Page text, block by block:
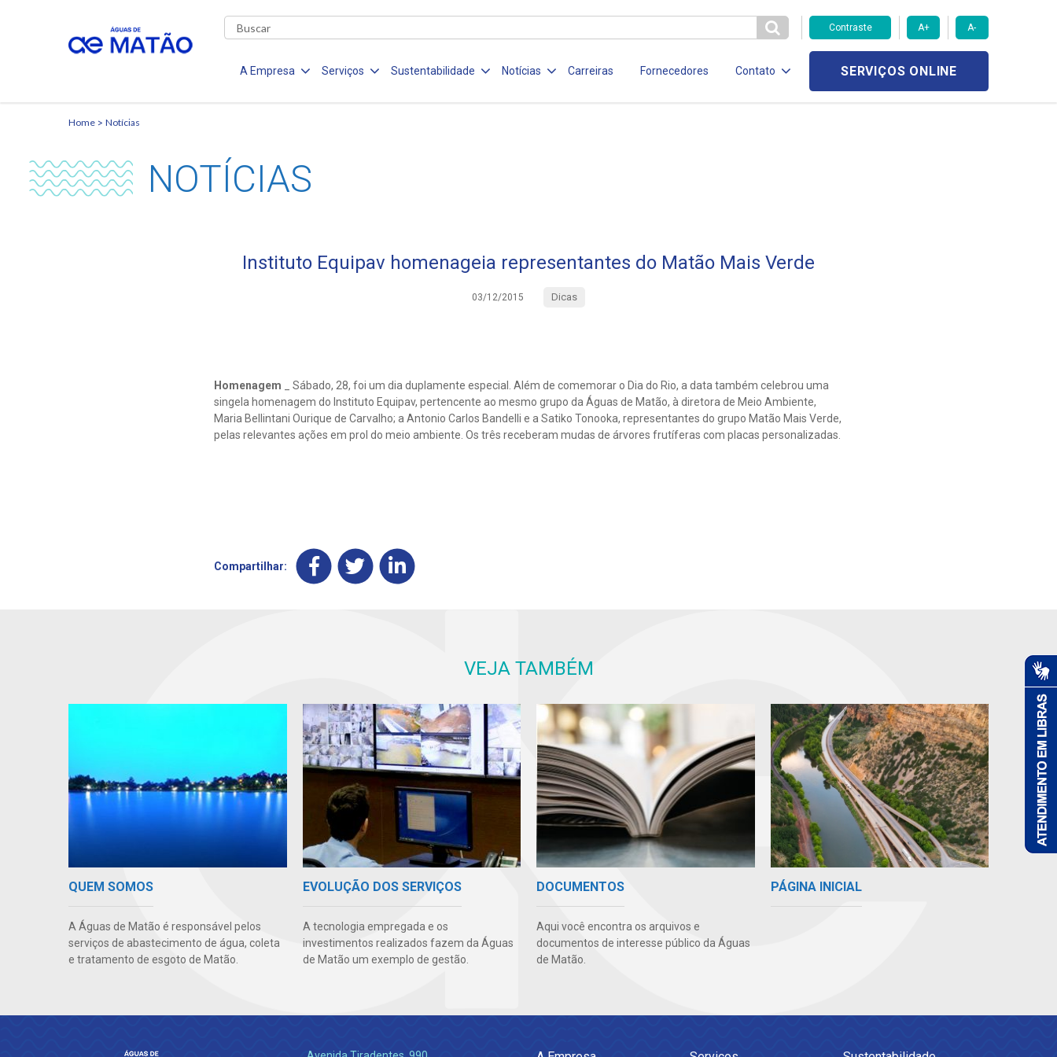
Contraste A+ A-
A Empresa Serviços Sustentabilidade Notícias Carreiras Fornecedores Contato SERVIÇOS ONLINE
Home Notícias
NOTÍCIAS
Instituto Equipav homenageia representantes do Matão Mais Verde
03/12/2015 Dicas
Homenagem _ Sábado, 28, foi um dia duplamente especial. Além de comemorar o Dia do Rio, a data também celebrou uma
singela homenagem do Instituto Equipav, pertencente ao mesmo grupo da Águas de Matão, à diretora de Meio Ambiente,
Maria Bellintani Ourique de Carvalho; a Antonio Carlos Bandelli e a Satiko Tonooka, representantes do grupo Matão Mais Verde,
pelas relevantes ações em prol do meio ambiente. Os três receberam mudas de árvores frutíferas com placas personalizadas.
Compartilhar:
VEJA TAMBÉM
QUEM SOMOS
A Águas de Matão é responsável pelos
serviços de abastecimento de água, coleta
e tratamento de esgoto de Matão.
EVOLUÇÃO DOS SERVIÇOS
A tecnologia empregada e os
investimentos realizados fazem da Águas
de Matão um exemplo de gestão.
DOCUMENTOS
Aqui você encontra os arquivos e
documentos de interesse público da Águas
de Matão.
PÁGINA INICIAL